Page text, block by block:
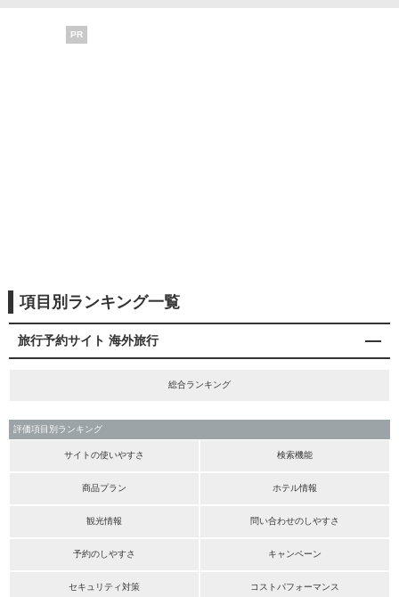
PR
項目別ランキング一覧
旅行予約サイト 海外旅行
総合ランキング
評価項目別ランキング
サイトの使いやすさ 検索機能
商品プラン ホテル情報
観光情報 問い合わせのしやすさ
予約のしやすさ キャンペーン
セキュリティ対策 コストパフォーマンス